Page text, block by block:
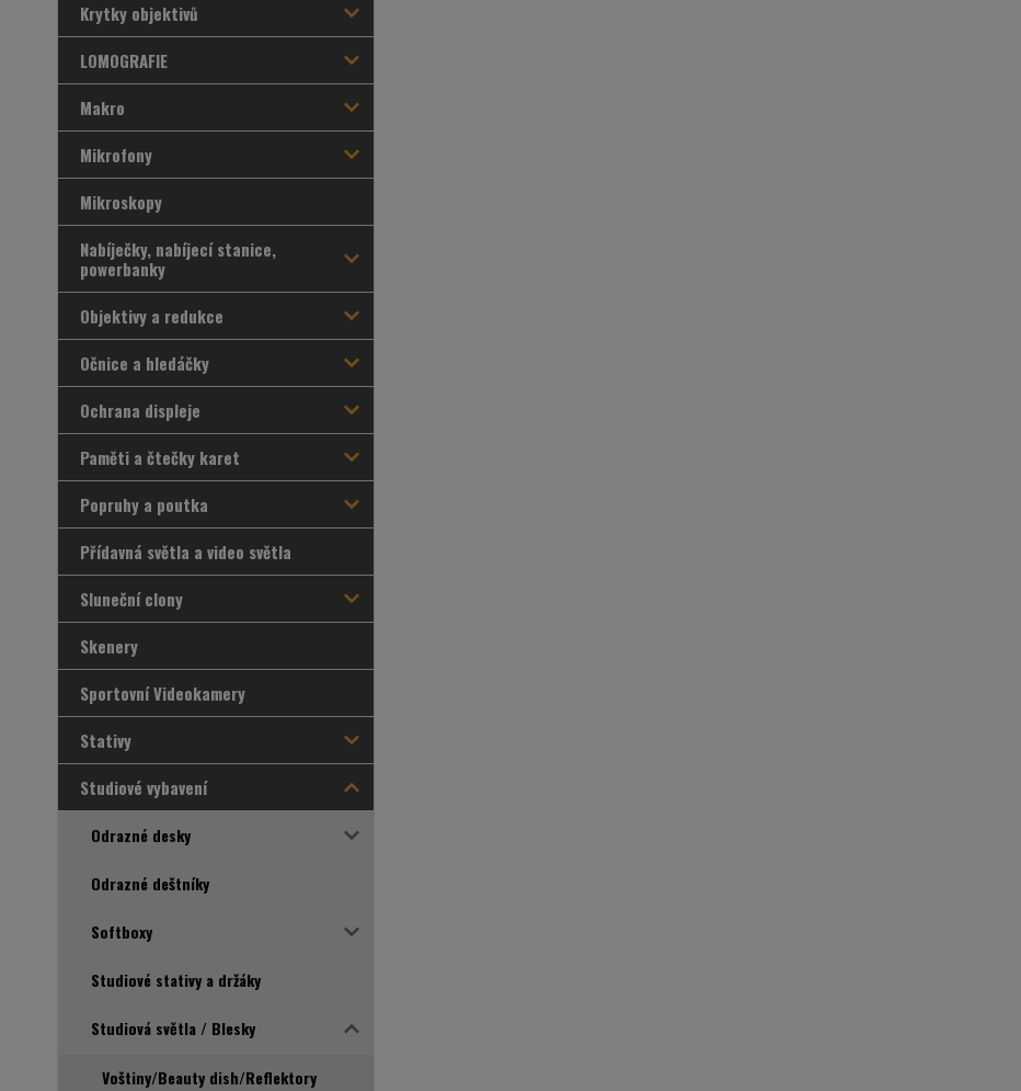
Krytky objektivů
LOMOGRAFIE
Makro
Mikrofony
Mikroskopy
Nabíječky, nabíjecí stanice,
powerbanky
Objektivy a redukce
Očnice a hledáčky
Ochrana displeje
Paměti a čtečky karet
Popruhy a poutka
Přídavná světla a video světla
Sluneční clony
Skenery
Sportovní Videokamery
Stativy
Studiové vybavení
Odrazné desky
Odrazné deštníky
Softboxy
Studiové stativy a držáky
Studiová světla / Blesky
Voštiny/Beauty dish/Reflektory